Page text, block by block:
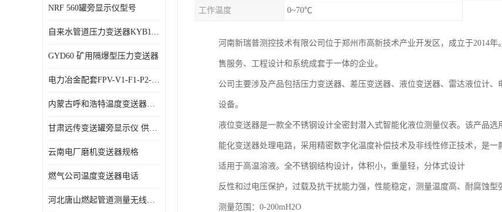
NRF 560罐旁显示仪型号
自来水管道压力变送器KYB11G03M2型号 使用方便
GYD60 矿用隔爆型压力变送器
电力冶金配套FPV-V1-F1-P2-03电压变送器
内蒙古呼和浩特温度变送器配套罐旁显示仪供应 性能稳定
甘肃远传变送罐旁显示仪 供应及时
云南电厂磨机变送器规格
燃气公司温度变送器电话
河北唐山燃起管道测量无线压力变送器型号 性能稳定
工作温度 0~70℃
河南新瑞普测控技术有限公司位于郑州市高新技术产业开发区，成立于2014
售服务、工程设计和系统成套于一体的企业。
公司主要涉及产品包括压力变送器、差压变送器、液位变送器、雷达液位计
设备。
液位变送器是一款全不锈钢设计全密封潜入式智能化液位测量仪表。该产品
能化变送器处理电路，采用精密数字化温度补偿技术及非线性修正技术，是一
适用于高温溶液。全不锈钢结构设计，体积小，重量轻，分体式设计
反性和过电压保护，过载及抗干扰能力强，性能稳定，测量温度高、耐腐蚀型
测量范围：0-200mH2O